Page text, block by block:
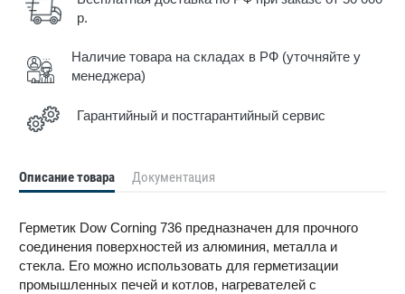
р.
Наличие товара на складах в РФ (уточняйте у
менеджера)
Гарантийный и постгарантийный сервис
Описание товара Документация
Герметик Dow Corning 736 предназначен для прочного
соединения поверхностей из алюминия, металла и
стекла. Его можно использовать для герметизации
промышленных печей и котлов, нагревателей с